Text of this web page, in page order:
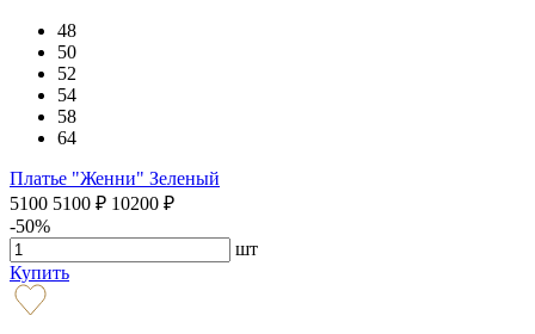
48
50
52
54
58
64
Платье "Женни" Зеленый
5100 5100 ₽ 10200 ₽
-50%
шт
Купить